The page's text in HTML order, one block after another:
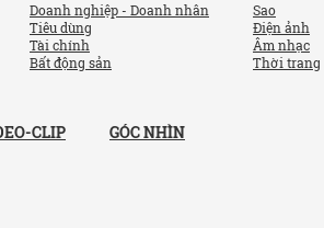
Doanh nghiệp - Doanh nhân
Tiêu dùng
Tài chính
Bất động sản
Sao
Điện ảnh
Âm nhạc
Thời trang
CLIP GÓC NHÌN